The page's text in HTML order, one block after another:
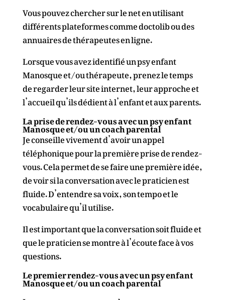
Vous pouvez chercher sur le net en utilisant
différents plateformes commedoctolibou des
annuairesde thérapeutes en ligne.
Lorsque vous avez identifié un psy enfant
Manosque et/ou thérapeute, prenez le temps
de regarder leur site internet, leur approche et
l’accueil qu’ils dédient à l’enfant et aux parents.
La prise de rendez-vous avec un psy enfant
Manosque et/ou un coach parental
Je conseille vivement d’avoir un appel
téléphonique pour la première prise de rendez-
vous. Cela permet de se faire une première idée,
de voir si la conversation avec le praticien est
fluide. D’entendre sa voix, son tempo et le
vocabulaire qu’il utilise.
Il est important que la conversation soit fluide et
que le praticien se montre à l’écoute face à vos
questions.
Le premier rendez-vous avec un psy enfant
Manosque et/ou un coach parental